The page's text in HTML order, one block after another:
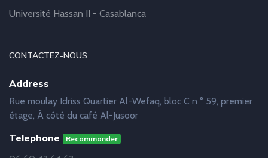
Université Hassan II - Casablanca
CONTACTEZ-NOUS
Address
Rue moulay Idriss Quartier Al-Wefaq, bloc C n ° 59, premier
étage, À côté du café Al-Jusoor
Telephone Recommander